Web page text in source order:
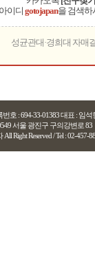
아이디 gotojapan을 검색하
성균관대·경희대 자매
호 : 694-33-01383 대표 : 임
서울 광진구 구의강변로 83
Right Reserved / Tel : 02-457-